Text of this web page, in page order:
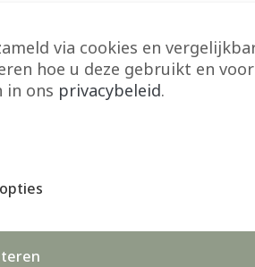
via cookies en
hoe u deze gebruikt en voor
in ons privacybeleid.